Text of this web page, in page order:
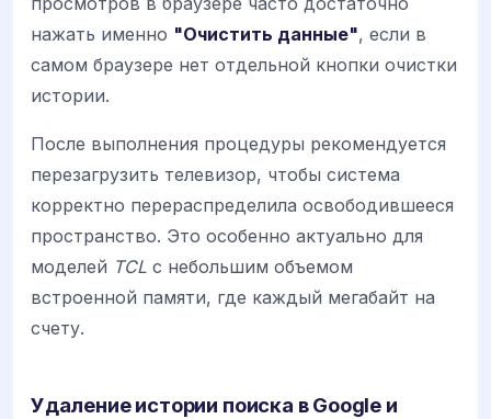
нажать именно "Очистить данные", если в
самом браузере нет отдельной кнопки очистки
истории.
После выполнения процедуры рекомендуется
перезагрузить телевизор, чтобы система
корректно перераспределила освободившееся
пространство. Это особенно актуально для
моделей TCL с небольшим объемом
встроенной памяти, где каждый мегабайт на
счету.
Удаление истории поиска в Google и